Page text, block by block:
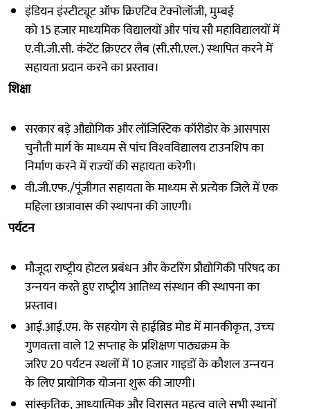
इंडियन इंस्‍टीट्यूट ऑफ क्रिएटिव टेक्‍नोलॉजी, मुम्‍बई
को 15 हजार माध्‍यमिक विद्यालयों और पांच सौ महाविद्यालयों में
ए.वी.जी.सी. कंटेंट क्रिएटर लैब (सी.सी.एल.) स्‍थापित करने में
सहायता प्रदान करने का प्रस्‍ताव।
शिक्षा
सरकार बड़े औद्योगिक और लॉजिस्टिक कॉरीडोर के आसपास
चुनौती मार्ग के माध्‍यम से पांच विश्‍वविद्यालय टाउनशिप का
‍निर्माण करने में राज्‍यों की सहायता करेगी।
वी.जी.एफ./पूंजीगत सहायता के माध्‍यम से प्रत्‍येक जिले में एक
महिला छात्रावास की स्‍थापना की जाएगी।
पर्यटन
मौजूदा राष्‍ट्रीय होटल प्रबंधन और केटरिंग प्रौद्योगिकी परिषद का
उन्‍नयन करते हुए राष्‍ट्रीय आतिथ्‍य संस्‍थान की स्‍थापना का
प्रस्‍ताव।
आई.आई.एम. के सहयोग से हाईब्रिड मोड में मानकीकृत, उच्‍च
गुणवत्‍ता वाले 12 सप्‍ताह के प्रशिक्षण पाठ्यक्रम के
जरिए 20 पर्यटन स्‍थलों में 10 हजार गाइडों के कौशल उन्‍नयन
के लिए प्रायोगिक योजना शुरू की जाएगी।
सांस्कृतिक, आध्‍यात्मिक और विरासत महत्‍व वाले सभी स्‍थानों